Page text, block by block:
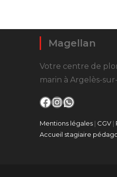
Magellan
Votre centre de
marin à Argelès-
Facebook
Instagram
WhatsApp
Mentions légales | CGV |
Accueil stagiaire